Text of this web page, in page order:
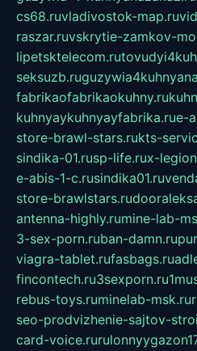
cs68.ruvladivostok-map.ru
raszar.ruvskrytie-zamkov-
lipetsktelecom.ru
seksuzb.ru
fabrikaofabrikaokuhny.ru
kuhnyaykuhnyayfabrika.rue-
store-brawl-stars.rukts-
sindika-01.rusp-life.rux-
e-abis-1-c.rusindika01.ru
store-brawlstars.ru
antenna-highly.rumine-lab-
3-sex-porn.ruban-damn.ru
viagra-tablet.rufasbags.ru
fincontech.ru3sexporn.ru
rebus-toys.ruminelab-msk.ru
seo-prodvizhenie-sajtov-
card-voice.ru